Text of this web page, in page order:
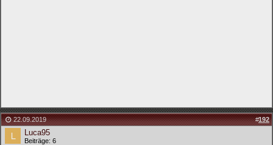
22.09.2019 #192
Luca95
Beiträge: 6